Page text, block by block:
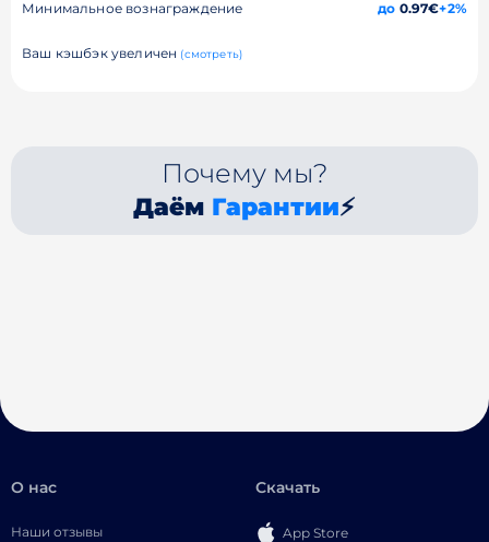
Минимальное вознаграждение до 0.97€+2%
Ваш кэшбэк увеличен (смотреть)
Почему мы?
Даём Гарантии⚡
О нас
Наши отзывы
Скачать
App Store